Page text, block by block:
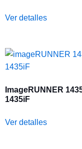
Ver detalles
ImageRUNNER
1435iF
Ver detalles